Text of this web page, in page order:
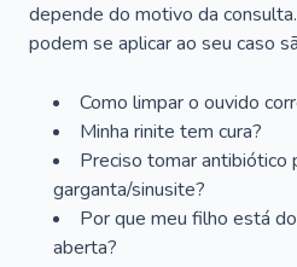
depende do motivo da
podem se aplicar ao seu caso
Como limpar o ouvido
Minha rinite tem cura?
Preciso tomar antibiótico
garganta/sinusite?
Por que meu filho está
aberta?